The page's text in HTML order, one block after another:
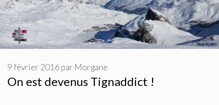
On est devenus Tignaddict !
9 février 2016 par Morgane